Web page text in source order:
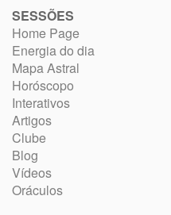
SESSÕES
Home Page
Energia do dia
Mapa Astral
Horóscopo
Interativos
Artigos
Clube
Blog
Vídeos
Oráculos